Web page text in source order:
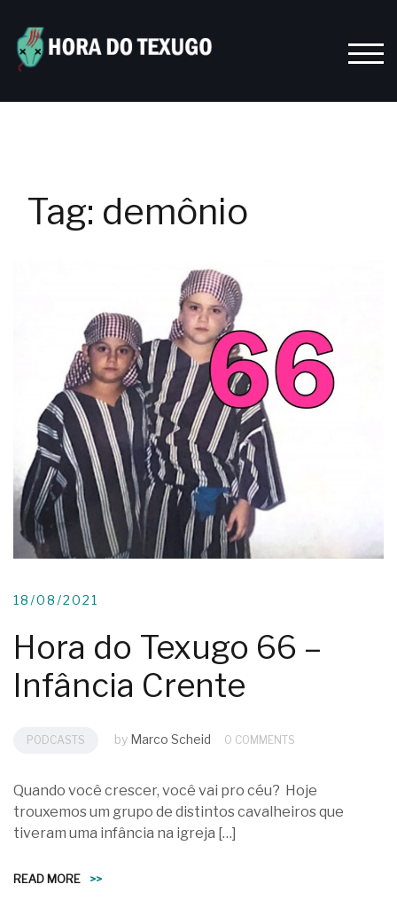
content
Tag: demônio
18/08/2021
Hora do Texugo 66 –
Infância Crente
PODCASTS by Marco Scheid 0 COMMENTS
Quando você crescer, você vai pro céu? Hoje
trouxemos um grupo de distintos cavalheiros que
tiveram uma infância na igreja […]
READ MORE >>